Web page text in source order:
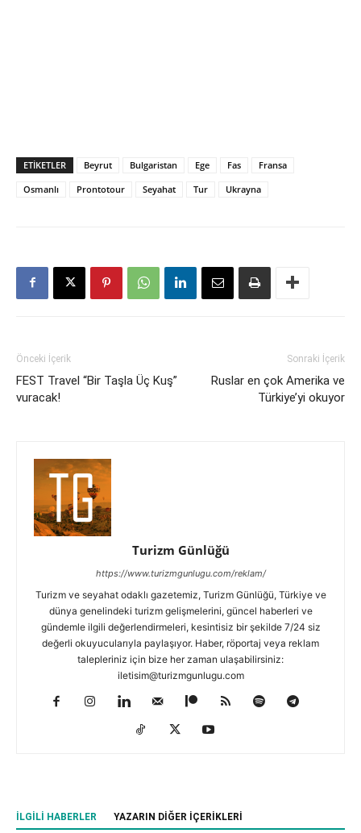
ETIKETLER Beyrut Bulgaristan Ege Fas
Fransa
Osmanlı
Prontotour Seyahat Tur Ukrayna
Önceki İçerik
FEST Travel “Bir Taşla Üç Kuş”
vuracak!
Sonraki İçerik
Ruslar en çok Amerika ve
Türkiye’yi okuyor
Turizm Günlüğü
https://www.turizmgunlugu.com/reklam/
Turizm ve seyahat odaklı gazetemiz, Turizm Günlüğü, Türkiye ve
dünya genelindeki turizm gelişmelerini, güncel haberleri ve
gündemle ilgili değerlendirmeleri, kesintisiz bir şekilde 7/24 siz
değerli okuyucularıyla paylaşıyor. Haber, röportaj veya reklam
talepleriniz için bize her zaman ulaşabilirsiniz:
iletisim@turizmgunlugu.com
İLGILI HABERLER YAZARIN DIĞER İÇERIKLERI